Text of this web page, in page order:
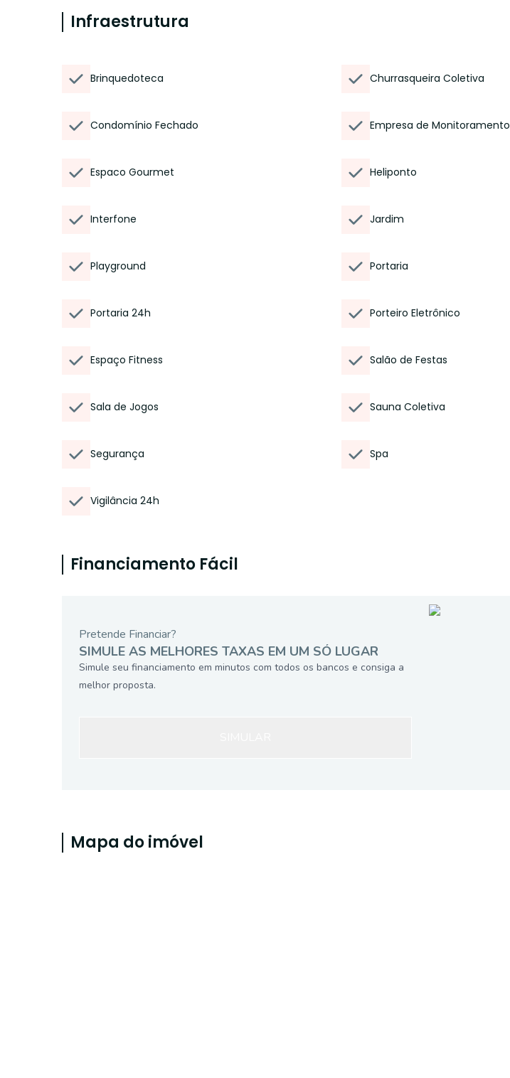
Infraestrutura
Brinquedoteca Churrasqueira Coletiva
Condomínio Fechado Empresa de Monitoramento
Espaco Gourmet Heliponto
Interfone Jardim
Playground Portaria
Portaria 24h Porteiro Eletrônico
Espaço Fitness Salão de Festas
Sala de Jogos Sauna Coletiva
Segurança Spa
Vigilância 24h
Financiamento Fácil
Pretende Financiar?
SIMULE AS MELHORES TAXAS EM UM SÓ LUGAR
Simule seu financiamento em minutos com todos os bancos e consiga a
melhor proposta.
Mapa do imóvel